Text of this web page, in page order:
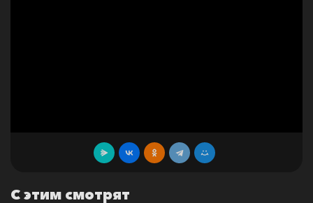
С этим смотрят